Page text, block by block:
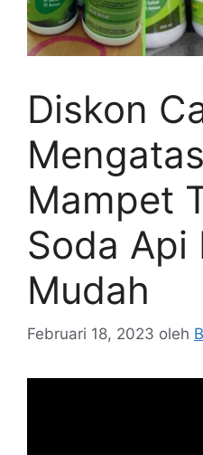
Diskon
Mampet
Soda Api
Mudah
Februari 18, 2023 oleh